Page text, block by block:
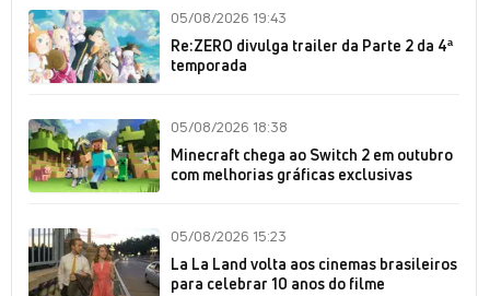
05/08/2026 19:43
Re:ZERO divulga trailer da Parte 2 da 4ª
temporada
05/08/2026 18:38
Minecraft chega ao Switch 2 em outubro
com melhorias gráficas exclusivas
05/08/2026 15:23
La La Land volta aos cinemas brasileiros
para celebrar 10 anos do filme